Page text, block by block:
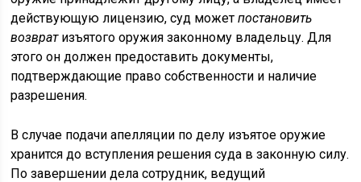
действующую лицензию, суд можетпостановить
возвратизъятого оружия законному владельцу. Для
этого он должен предоставить документы,
подтверждающие право собственности и наличие
разрешения.
В случае подачи апелляции по делу изъятое оружие
хранится до вступления решения суда в законную силу.
По завершении дела сотрудник, ведущий